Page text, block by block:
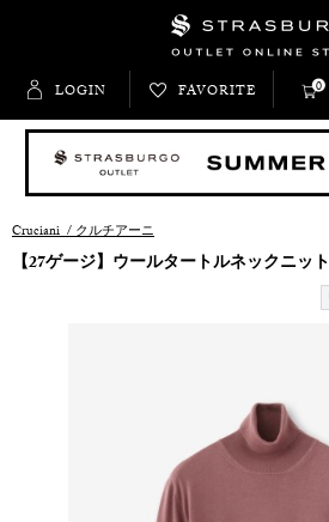
LOGIN FAVORITE 0
Cruciani/クルチアーニ
【27ゲージ】ウールタートルネックニット